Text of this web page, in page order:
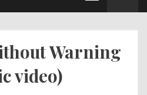
Warning
video)